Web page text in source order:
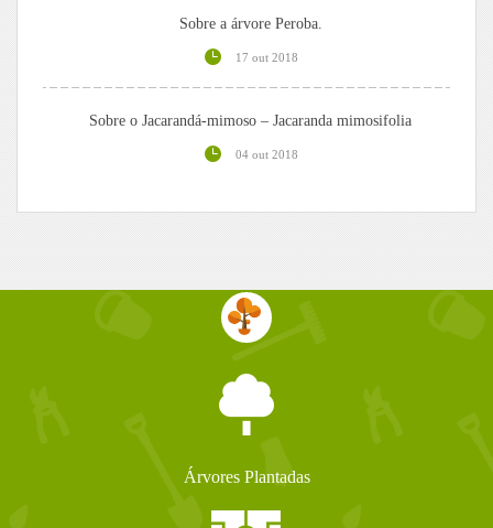
Sobre a árvore Peroba.
17 out 2018
Sobre o Jacarandá-mimoso – Jacaranda mimosifolia
04 out 2018
Árvores Plantadas